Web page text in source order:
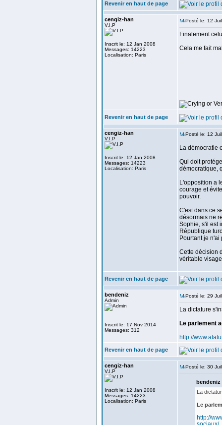
Revenir en haut de page
cengiz-han
V.I.P
Inscrit le: 12 Jan 2008
Messages: 14223
Localisation: Paris
Posté le: 12
Finalement
Cela me fait
Revenir en haut de page
cengiz-han
V.I.P
Inscrit le: 12 Jan 2008
Messages: 14223
Localisation: Paris
Posté le: 12
La démocratie
Qui doit
démocratique,
L'opposition a
courage et
pouvoir.
C'est dans ce
désormais ne
Sophie, s'il est
République
Pourtant je
Cette décision
véritable
Revenir en haut de page
bendeniz
Admin
Inscrit le: 17 Nov 2014
Messages: 312
Posté le: 29
La dictature
Le parlement
http://
Revenir en haut de page
cengiz-han
V.I.P
Inscrit le: 12 Jan 2008
Messages: 14223
Localisation: Paris
Posté le: 30
bendeniz
La
Le
http://